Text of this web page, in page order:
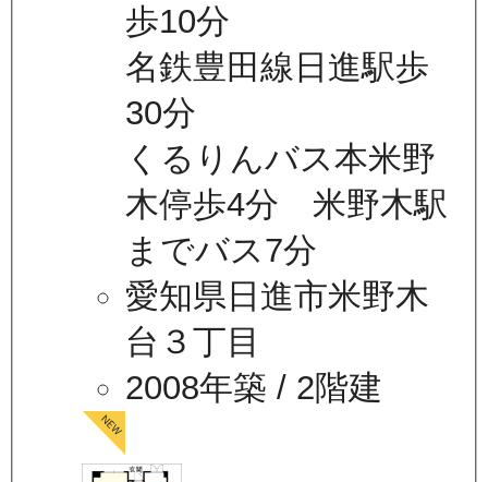
歩10分
名鉄豊田線日進駅歩
30分
くるりんバス本米野
木停歩4分 米野木駅
までバス7分
愛知県日進市米野木
台３丁目
2008年築 / 2階建